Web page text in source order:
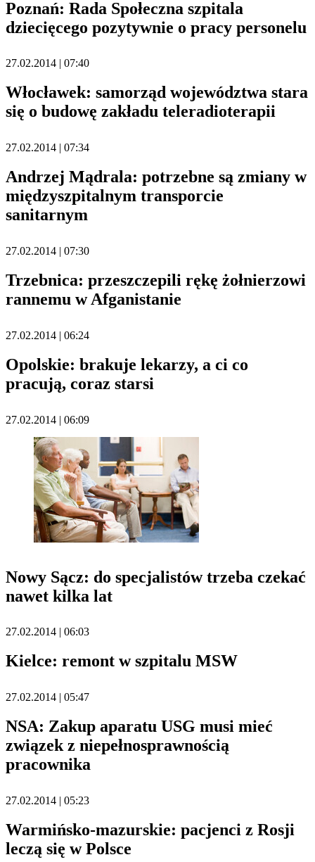
Poznań: Rada Społeczna szpitala
dziecięcego pozytywnie o pracy personelu
27.02.2014 | 07:40
Włocławek: samorząd województwa stara
się o budowę zakładu teleradioterapii
27.02.2014 | 07:34
Andrzej Mądrala: potrzebne są zmiany w
międzyszpitalnym transporcie
sanitarnym
27.02.2014 | 07:30
Trzebnica: przeszczepili rękę żołnierzowi
rannemu w Afganistanie
27.02.2014 | 06:24
Opolskie: brakuje lekarzy, a ci co
pracują, coraz starsi
27.02.2014 | 06:09
Nowy Sącz: do specjalistów trzeba czekać
nawet kilka lat
27.02.2014 | 06:03
Kielce: remont w szpitalu MSW
27.02.2014 | 05:47
NSA: Zakup aparatu USG musi mieć
związek z niepełnosprawnością
pracownika
27.02.2014 | 05:23
Warmińsko-mazurskie: pacjenci z Rosji
leczą się w Polsce